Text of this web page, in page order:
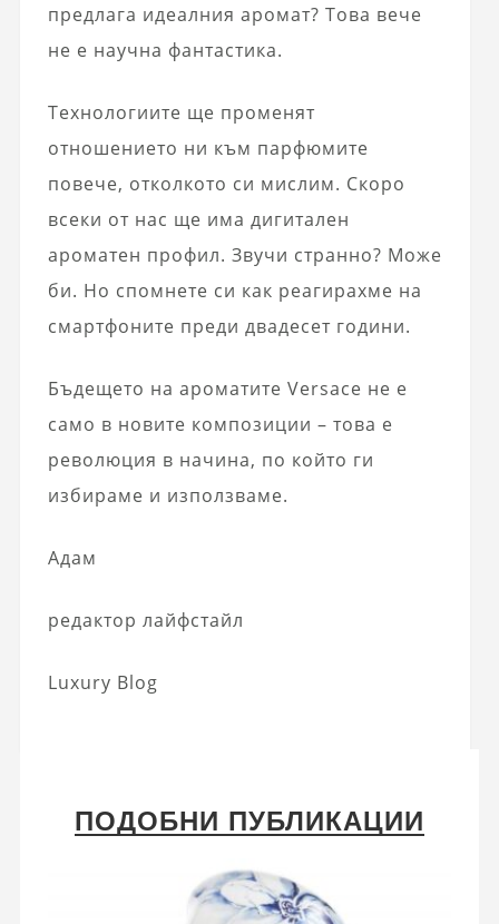
предлага идеалния аромат? Това вече
не е научна фантастика.
Технологиите ще променят
отношението ни към парфюмите
повече, отколкото си мислим. Скоро
всеки от нас ще има дигитален
ароматен профил. Звучи странно? Може
би. Но спомнете си как реагирахме на
смартфоните преди двадесет години.
Бъдещето на ароматите Versace не е
само в новите композиции – това е
революция в начина, по който ги
избираме и използваме.
Адам
редактор лайфстайл
Luxury Blog
ПОДОБНИ ПУБЛИКАЦИИ